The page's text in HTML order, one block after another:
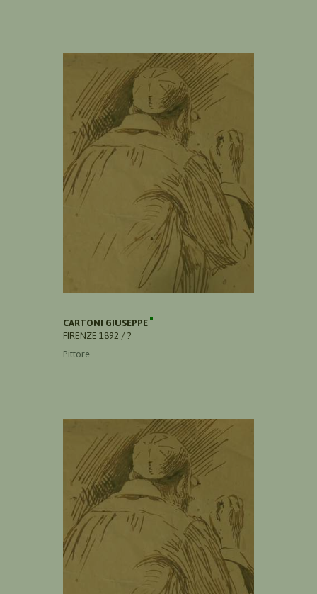
CARTONI GIUSEPPE
FIRENZE 1892 / ?
Pittore